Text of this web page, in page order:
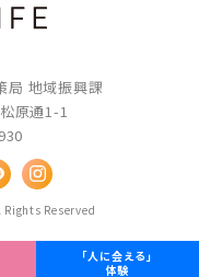
「人に会える」
体験
局 地域振興課
原通1-1
Reserved